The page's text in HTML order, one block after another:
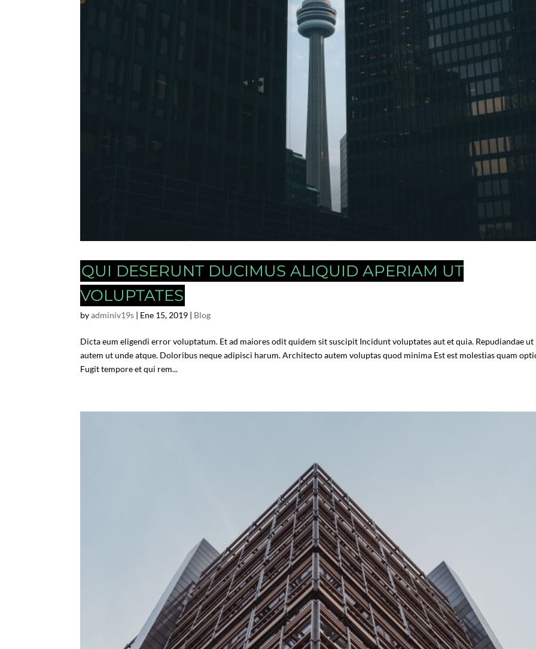
QUI DESERUNT DUCIMUS ALIQUID APERIAM UT
VOLUPTATES
byadminiv19s | Ene 15, 2019 | Blog
Dicta eum eligendi error voluptatum. Et ad maiores odit quidem sit suscipit Incidunt voluptates aut et quia. Repudiandae ut
autem ut unde atque. Doloribus neque adipisci harum. Architecto autem voluptas quod minima Est est molestias quam
Fugit tempore et qui rem...